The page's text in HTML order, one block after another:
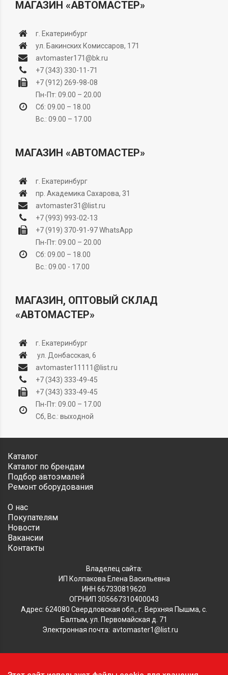
МАГАЗИН «АВТОМАСТЕР»
г. Екатеринбург
ул. Бакинских Комиссаров, 171
avtomaster171@bk.ru
+7 (343) 330-11-71
+7 (912) 269-98-08
Пн-Пт: 09.00 – 20.00
Сб: 09.00 – 18.00
Вс.: 09.00 – 17.00
МАГАЗИН «АВТОМАСТЕР»
г. Екатеринбург
пр. Академика Сахарова, 31
avtomaster31@list.ru
+7 (993) 993-02-13
+7 (919) 370-91-97WhatsApp
Пн-Пт: 09.00 – 20.00
Сб: 09.00 – 18.00
Вс.: 09.00 - 17.00
МАГАЗИН, ОПТОВЫЙ СКЛАД
«АВТОМАСТЕР»
г. Екатеринбург
ул. Донбасская, 6
avtomaster11111@list.ru
+7 (343) 333-49-45
+7 (343) 333-49-45
Пн-Пт: 09.00 – 17.00
Сб, Вс.: выходной
Каталог
Каталог по брендам
Подбор автоэмалей
Ремонт оборудования
О нас
Покупателям
Новости
Вакансии
Контакты
Владелец сайта:
ИП Колпакова Елена Васильевна
ИНН 667330819620
ОГРНИП 305667310400043
Адрес: 624080 Свердловская обл., г. Верхняя Пышма, с.
Балтым, ул. Первомайская д. 71
Электронная почта: avtomaster1@list.ru
Обратите внимание, что данный сайт носит исключительно